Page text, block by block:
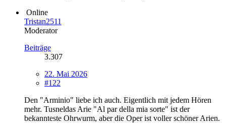
Online
Tristan2511
Moderator
Beiträge
3.307
22. Mai 2026
#122
Den "Arminio" liebe ich auch. Eigentlich mit jedem Hören
mehr. Tusneldas Arie "Al par della mia sorte" ist der
bekannteste Ohrwurm, aber die Oper ist voller schöner Arien.